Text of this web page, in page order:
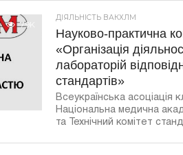
7.9K
ДІЯЛЬНІСТЬ ВАКХЛМ
Науково-практична
«Організація
лабораторій
стандартів»
Всеукраїнська асоціація
Національна медична
та Технічний комітет